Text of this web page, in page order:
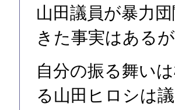
山田議員が暴力
きた事実はある
自分の振る舞い
る山田ヒロシは